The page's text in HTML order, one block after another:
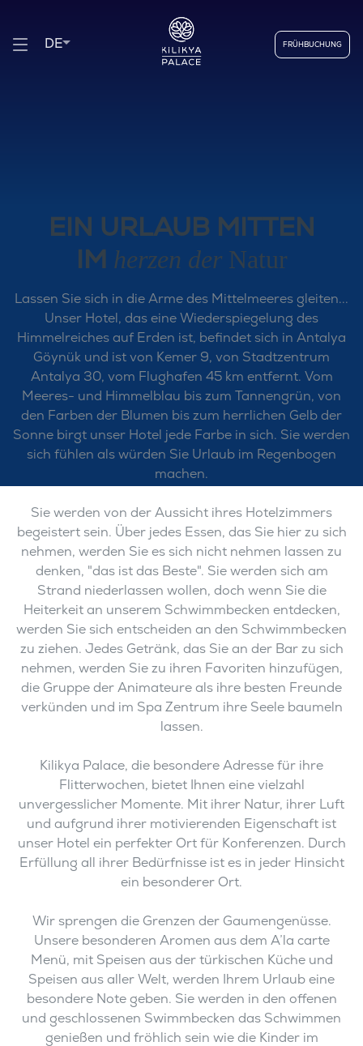
DE FRÜHBUCHUNG
EIN URLAUB MITTEN
IM herzen der Natur
Lassen Sie sich in die Arme des Mittelmeeres gleiten...
Unser Hotel, das eine Wiederspiegelung des
Himmelreiches auf Erden ist, befindet sich in Antalya
Göynük und ist von Kemer 9, von Stadtzentrum
Antalya 30, vom Flughafen 45 km entfernt. Vom
Meeres- und Himmelblau bis zum Tannengrün, von
den Farben der Blumen bis zum herrlichen Gelb der
Sonne birgt unser Hotel jede Farbe in sich. Sie werden
sich fühlen als würden Sie Urlaub im Regenbogen
machen.
Sie werden von der Aussicht ihres Hotelzimmers
begeistert sein. Über jedes Essen, das Sie hier zu sich
nehmen, werden Sie es sich nicht nehmen lassen zu
denken, "das ist das Beste". Sie werden sich am
Strand niederlassen wollen, doch wenn Sie die
Heiterkeit an unserem Schwimmbecken entdecken,
werden Sie sich entscheiden an den Schwimmbecken
zu ziehen. Jedes Getränk, das Sie an der Bar zu sich
nehmen, werden Sie zu ihren Favoriten hinzufügen,
die Gruppe der Animateure als ihre besten Freunde
verkünden und im Spa Zentrum ihre Seele baumeln
lassen.
Kilikya Palace, die besondere Adresse für ihre
Flitterwochen, bietet Ihnen eine vielzahl
unvergesslicher Momente. Mit ihrer Natur, ihrer Luft
und aufgrund ihrer motivierenden Eigenschaft ist
unser Hotel ein perfekter Ort für Konferenzen. Durch
Erfüllung all ihrer Bedürfnisse ist es in jeder Hinsicht
ein besonderer Ort.
Wir sprengen die Grenzen der Gaumengenüsse.
Unsere besonderen Aromen aus dem A’la carte
Menü, mit Speisen aus der türkischen Küche und
Speisen aus aller Welt, werden Ihrem Urlaub eine
besondere Note geben. Sie werden in den offenen
und geschlossenen Swimmbecken das Schwimmen
genießen und fröhlich sein wie die Kinder im